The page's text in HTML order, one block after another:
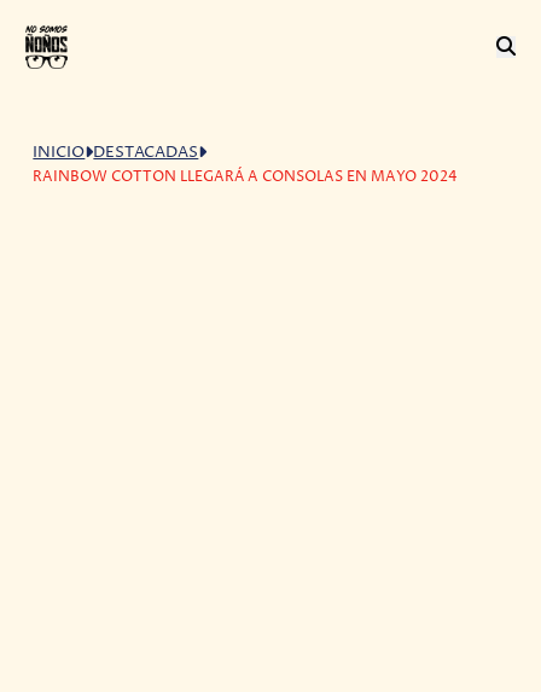
INICIO DESTACADAS
RAINBOW COTTON LLEGARÁ A CONSOLAS EN MAYO 2024